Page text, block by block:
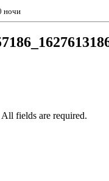
ночи
fields are required.